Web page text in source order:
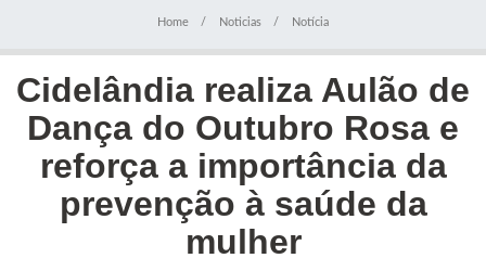
Home Noticias Notícia
Cidelândia realiza Aulão de
Dança do Outubro Rosa e
reforça a importância da
prevenção à saúde da
mulher